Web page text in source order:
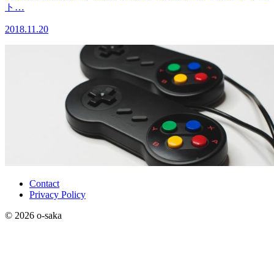
ト…
2018.11.20
Contact
Privacy Policy
© 2026 o-saka